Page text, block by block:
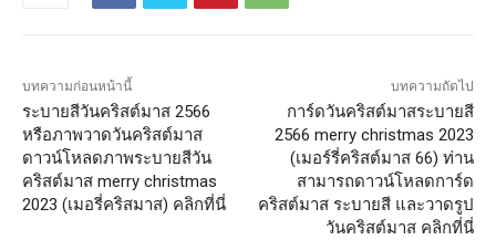
บทความก่อนหน้านี้
ระบายสีวันคริสต์มาส 2566
หรือภาพวาดวันคริสต์มาส
ดาวน์โหลดภาพระบายสีวัน
คริสต์มาส merry christmas
2023 (เมอรี่คริสมาส) คลิกที่นี่
บทความถัดไป
การ์ดวันคริสต์มาสระบายสี
2566 merry christmas 2023
(เมอร์รี่คริสต์มาส 66) ท่าน
สามารถดาวน์โหลดการ์ด
คริสต์มาส ระบายสี และวาดรูป
วันคริสต์มาส คลิกที่นี่